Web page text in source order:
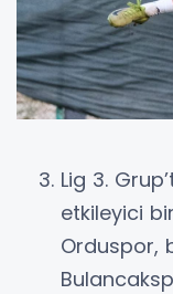
Lig 3.
etkileyici
Orduspor,